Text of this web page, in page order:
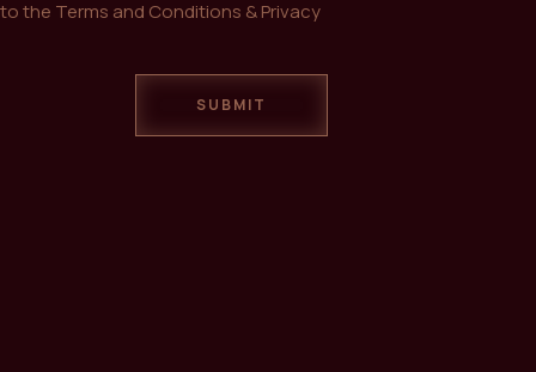
the Terms and Conditions & Privacy
SUBMIT